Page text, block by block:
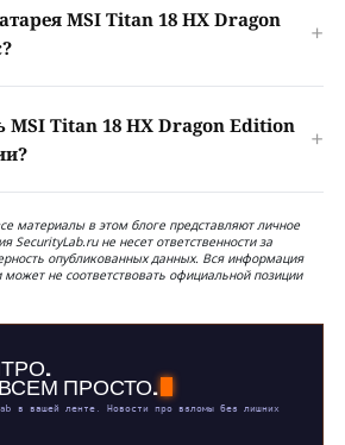
MSI Titan 18 HX Dragon
MSI Titan 18 HX Dragon Edition
материалы в этом блоге представляют личное
SecurityLab.ru не несет ответственности за
опубликованных данных. Вся информация
может не соответствовать официальной позиции
ПРОСТО.
в вашей ленте. Новости про взломы без лишних